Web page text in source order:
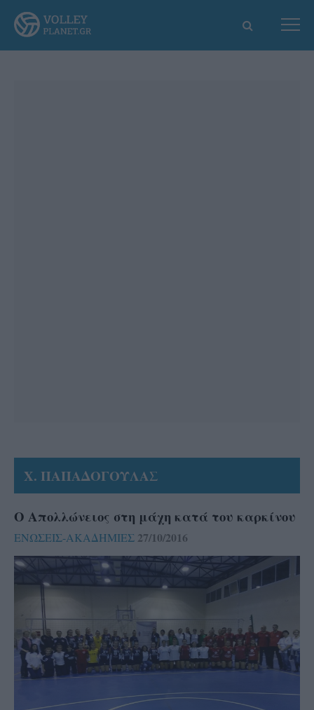
Χ. ΠΑΠΑΔΟΓΟΥΛΑΣ
Ο Απολλώνειος στη μάχη κατά του καρκίνου
ΕΝΩΣΕΙΣ-ΑΚΑΔΗΜΙΕΣ 27/10/2016